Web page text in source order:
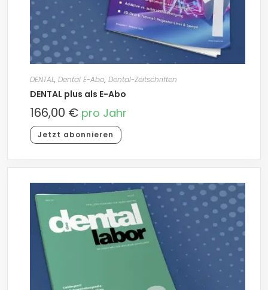
DENTAL, Dental E-Abo, Dental-Zeitschriften
DENTAL plus als E-Abo
166,00 €pro Jahr
Jetzt abonnieren